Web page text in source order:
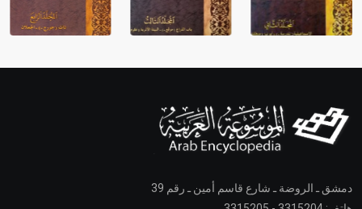
دمشق ـ الروضة ـ شارع قاسم أمين ـ رقم 39